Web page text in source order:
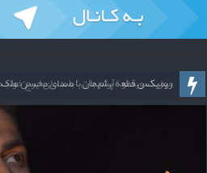
ریمیکس قطعه پشیمان با صدای محسن